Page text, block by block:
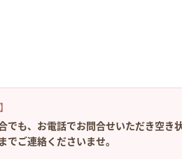
でも、お電話でお問合せいただき空き
までご連絡くださいませ。